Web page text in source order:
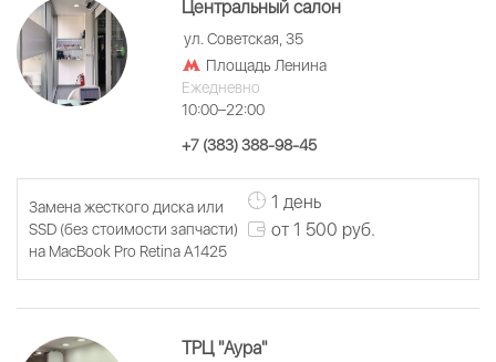
Центральный салон
ул. Советская, 35
Площадь Ленина
Ежедневно
10:00–22:00
+7 (383) 388-98-45
Замена жесткого диска или
SSD (без стоимости запчасти)
на MacBook Pro Retina A1425
1 день
от 1 500 руб.
ТРЦ "Аура"